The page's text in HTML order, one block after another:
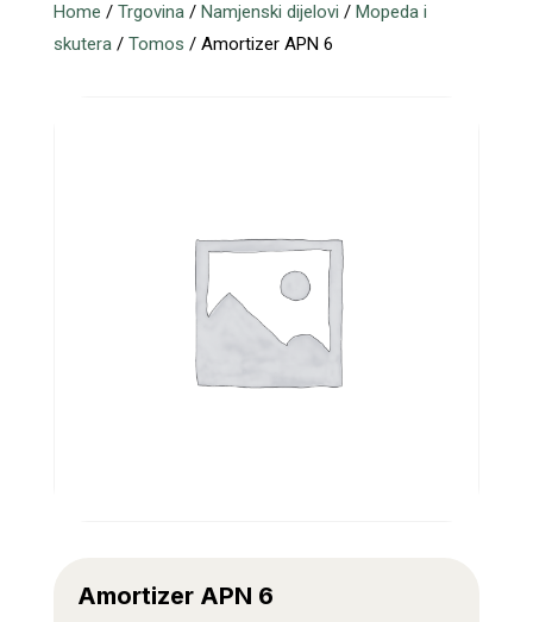
Home / Trgovina/ Namjenski dijelovi / Mopeda i
skutera/ Tomos / Amortizer APN 6
Amortizer APN 6